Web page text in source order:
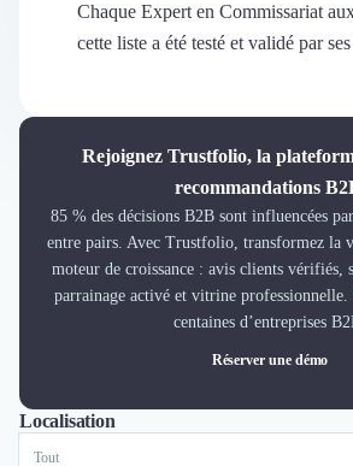
Découvrir le média
Teambuilding
Marque Employeur
Responsabilité Sociétale des Entreprises (RSE)
Marketplace de freelance
Coaching
Chaque Expert en Commissariat
cette liste a été testé et validé par
Rejoignez Trustfolio, la
recommandations
85 % des décisions B2B sont influencées
entre pairs. Avec Trustfolio, transformez la
moteur de croissance : avis clients vérifiés,
parrainage activé et vitrine professionnelle.
centaines d’entreprises
Réserver une démo
Localisation
Tout